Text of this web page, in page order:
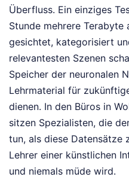
Überfluss. Ein einziges
Stunde mehrere Terabyte
gesichtet, kategorisiert
relevantesten Szenen
Speicher der neuronalen
Lehrmaterial für
dienen. In den Büros in
sitzen Spezialisten, die
tun, als diese Datensätze
Lehrer einer künstlichen
und niemals müde wird.